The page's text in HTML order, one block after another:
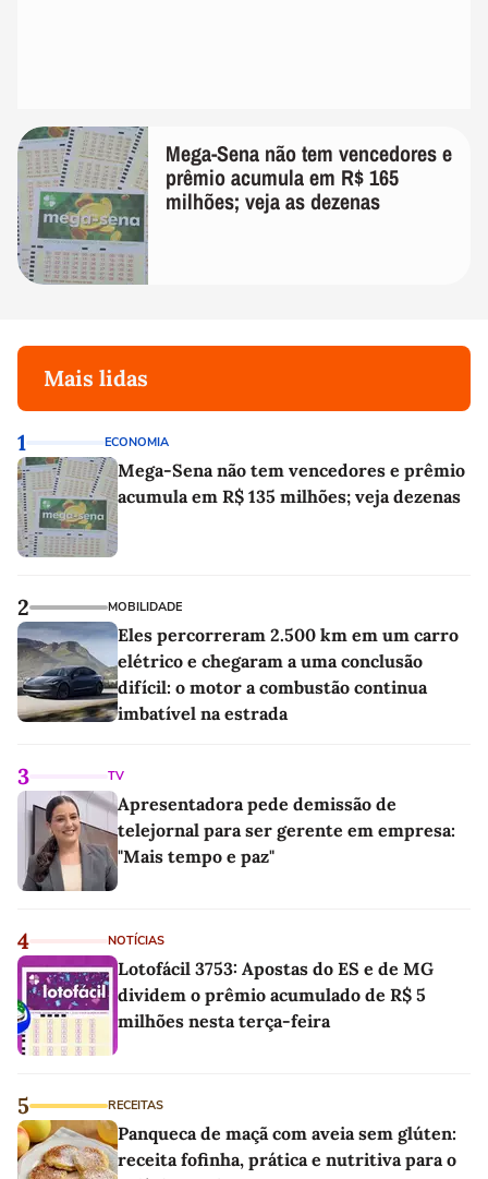
Mega-Sena não tem vencedores e
prêmio acumula em R$ 165
milhões; veja as dezenas
Mais lidas
1 ECONOMIA
Mega-Sena não tem vencedores e prêmio
acumula em R$ 135 milhões; veja dezenas
2 MOBILIDADE
Eles percorreram 2.500 km em um carro
elétrico e chegaram a uma conclusão
difícil: o motor a combustão continua
imbatível na estrada
3 TV
Apresentadora pede demissão de
telejornal para ser gerente em empresa:
"Mais tempo e paz"
4 NOTÍCIAS
Lotofácil 3753: Apostas do ES e de MG
dividem o prêmio acumulado de R$ 5
milhões nesta terça-feira
5 RECEITAS
Panqueca de maçã com aveia sem glúten:
receita fofinha, prática e nutritiva para o